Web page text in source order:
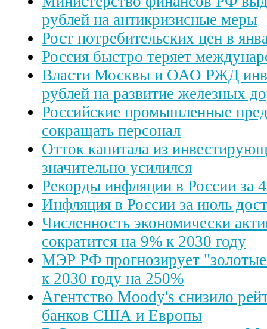
рублей на антикризисные меры
Рост потребительских цен в
Россия быстро теряет
Власти Москвы и ОАО РЖД
рублей на развитие железных
Российские промышленные
сокращать персонал
Отток капитала из
значительно усилился
Рекорды инфляции в России за
Инфляция в России за июль
Численность экономически
сократится на 9% к 2030 году
МЭР РФ прогнозирует "золотые
к 2030 году на 250%
Агентство Moody's снизило
банков США и Европы